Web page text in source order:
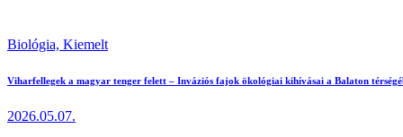
Biológia, Kiemelt
Viharfellegek a magyar tenger felett – Inváziós fajok ökológiai kihívásai a Balaton
2026.05.07.